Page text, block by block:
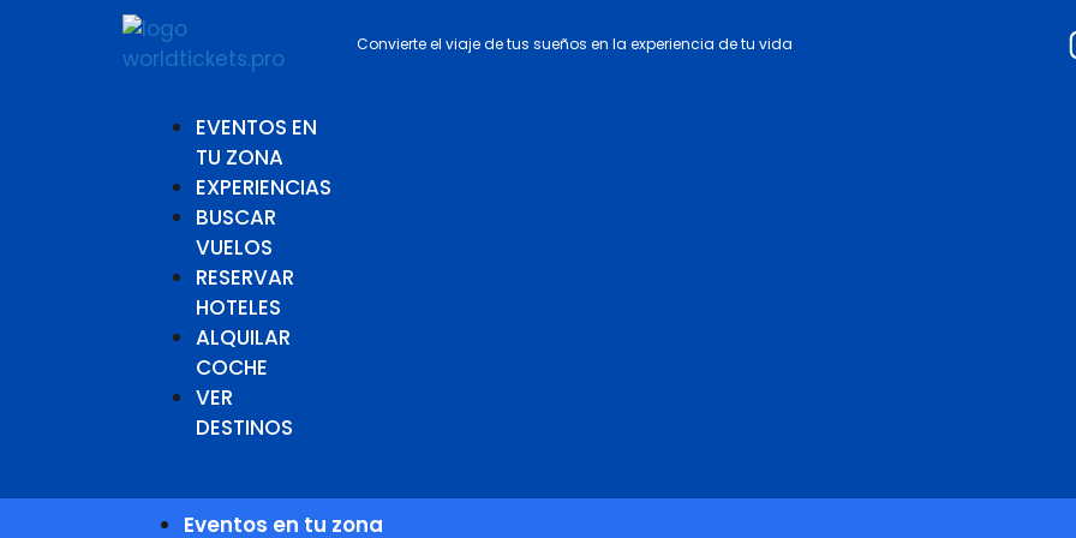
Convierte el viaje de tus sueños en la experiencia de tu vida
EVENTOS EN
TU ZONA
EXPERIENCIAS
BUSCAR
VUELOS
RESERVAR
HOTELES
ALQUILAR
COCHE
VER
DESTINOS
Eventos en tu zona